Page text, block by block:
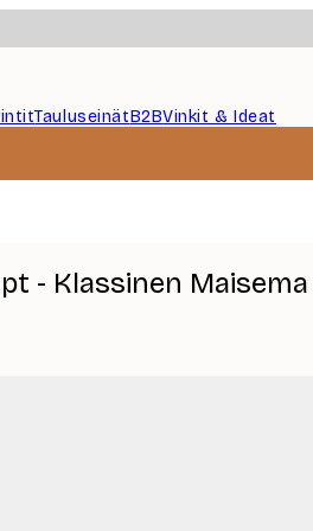
TauluseinätB2BVinkit & Ideat
- Klassinen